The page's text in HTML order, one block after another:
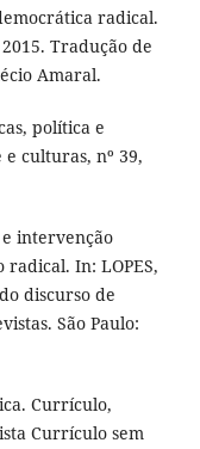
radical.
Tradução de
Amaral.
política e
culturas, nº 39,
intervenção
In: LOPES,
discurso de
São Paulo:
Currículo,
Currículo sem